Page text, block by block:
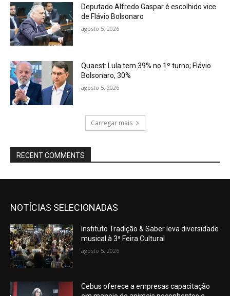
Deputado Alfredo Gaspar é escolhido vice
de Flávio Bolsonaro
agosto 5, 2026
Quaest: Lula tem 39% no 1º turno; Flávio
Bolsonaro, 30%
agosto 5, 2026
Carregar mais
RECENT COMMENTS
NOTÍCIAS SELECIONADAS
Instituto Tradição & Saber leva diversidade
musical à 3ª Feira Cultural
agosto 5, 2026
Cebus oferece a empresas capacitação